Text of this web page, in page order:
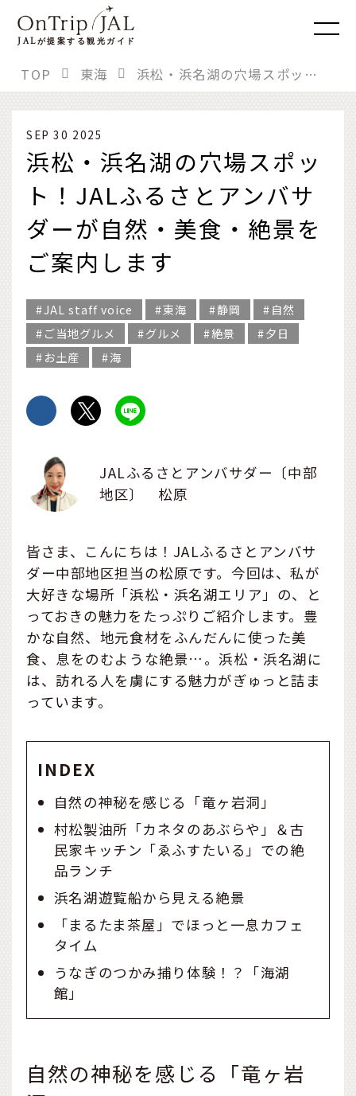
JALが提案する観光ガイド
TOP 東海 浜松・浜名湖の穴場スポット！JALふるさとアンバサダーが自然・美食・絶景をご案内します
SEP 30 2025
浜松・浜名湖の穴場スポッ
ト！JALふるさとアンバサ
ダーが自然・美食・絶景を
ご案内します
JAL staff voice 東海 静岡
自然
ご当地グルメ
グルメ 絶景
夕日
お土産
海
JALふるさとアンバサダー〔中部
地区〕 松原
皆さま、こんにちは！JALふるさとアンバサ
ダー中部地区担当の松原です。今回は、私が
大好きな場所「浜松・浜名湖エリア」の、と
っておきの魅力をたっぷりご紹介します。豊
かな自然、地元食材をふんだんに使った美
食、息をのむような絶景…。浜松・浜名湖に
は、訪れる人を虜にする魅力がぎゅっと詰ま
っています。
INDEX
自然の神秘を感じる「竜ヶ岩洞」
村松製油所「カネタのあぶらや」＆古
民家キッチン「ゑふすたいる」での絶
品ランチ
浜名湖遊覧船から見える絶景
「まるたま茶屋」でほっと一息カフェ
タイム
うなぎのつかみ捕り体験！？「海湖
館」
自然の神秘を感じる「竜ヶ岩